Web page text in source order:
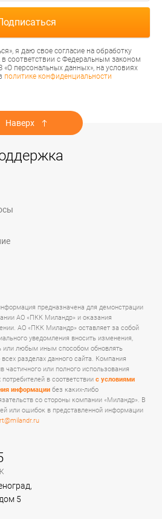
я даю свое согласие на обработку
соответствии с Федеральным законом
персональных данных», на условиях
политике конфиденциальности
Наверх
предназначена для демонстрации
АО «ПКК Миландр» и оказания
АО «ПКК Миландр» оставляет за собой
уведомления вносить изменения,
или любым иным способом обновлять
разделах данного сайта. Компания
частичного или полного использования
в соответствии с условиями
информации без каких-либо
со стороны компании «Миландр». В
или ошибок в представленной информации
5